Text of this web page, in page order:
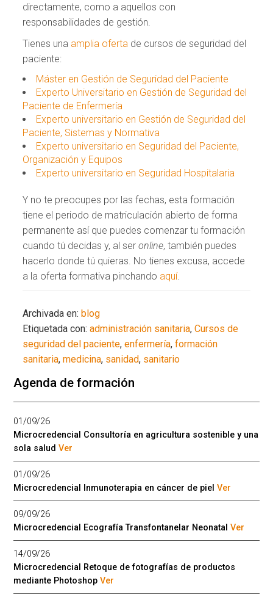
directamente, como a aquellos con
responsabilidades de gestión.
Tienes una amplia oferta de cursos de seguridad del
paciente:
Máster en Gestión de Seguridad del Paciente
Experto Universitario en Gestión de Seguridad del
Paciente de Enfermería
Experto universitario en Gestión de Seguridad del
Paciente, Sistemas y Normativa
Experto universitario en Seguridad del Paciente,
Organización y Equipos
Experto universitario en Seguridad Hospitalaria
Y no te preocupes por las fechas, esta formación
tiene el periodo de matriculación abierto de forma
permanente así que puedes comenzar tu formación
cuando tú decidas y, al seronline, también puedes
hacerlo donde tú quieras. No tienes excusa, accede
a la oferta formativa pinchando aquí.
Archivada en:blog
Etiquetada con:administración sanitaria,Cursos de
seguridad del paciente,enfermería,formación
sanitaria,medicina, sanidad, sanitario
Agenda de formación
01/09/26
Microcredencial Consultoría en agricultura sostenible y una
sola saludVer
01/09/26
Microcredencial Inmunoterapia en cáncer de pielVer
09/09/26
Microcredencial Ecografía Transfontanelar NeonatalVer
14/09/26
Microcredencial Retoque de fotografías de productos
mediante PhotoshopVer